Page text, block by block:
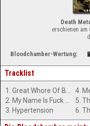
Death
erschienen am
Bloodchamber-Wertung:
Tracklist
3. Hypertension
4.
5.
6.